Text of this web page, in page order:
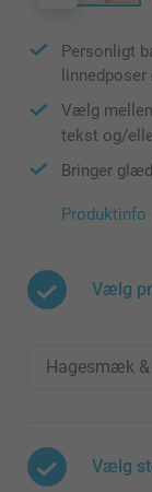
Personligt
Vælg
tekst og/
Bringer
Produktinfo
Vælg
Vælg